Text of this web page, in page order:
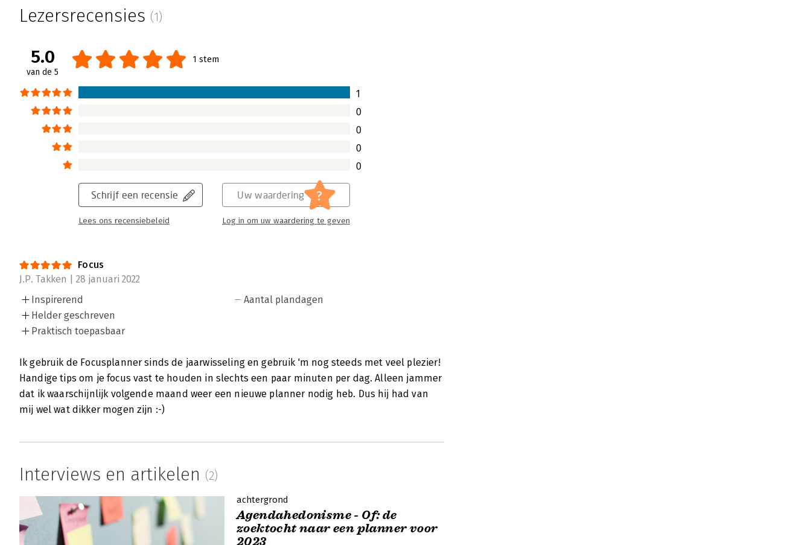
centreeroefeningen aandacht geeft aan b.v. leiderschap. In deze dagplanner helpt
eind van je dag voldaan voelt.
Lees verder
Lezersrecensies (1)
5.0
van de 5
1 stem
1
0
0
0
0
Schrijf een recensie
Lees ons recensiebeleid
Uw waardering ?
Log in om uw waardering te geven
Focus
J.P. Takken | 28 januari 2022
Inspirerend
Helder geschreven
Praktisch toepasbaar
Aantal plandagen
Ik gebruik de Focusplanner sinds de jaarwisseling en gebruik 'm nog steeds met veel plezier!
Handige tips om je focus vast te houden in slechts een paar minuten per dag. Alleen jammer
dat ik waarschijnlijk volgende maand weer een nieuwe planner nodig heb. Dus hij had van
mij wel wat dikker mogen zijn :-)
Interviews en artikelen (2)
achtergrond
Agendahedonisme - Of: de
zoektocht naar een planner voor
2023